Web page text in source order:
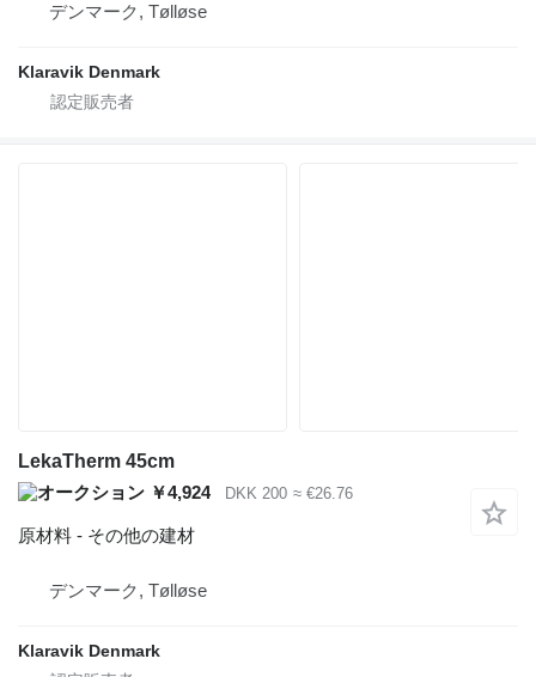
デンマーク, Tølløse
Klaravik Denmark
LekaTherm 45cm
￥4,924
DKK 200 ≈ €26.76
原材料 - その他の建材
デンマーク, Tølløse
Klaravik Denmark